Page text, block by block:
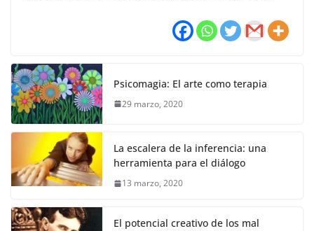
Psicomagia: El arte como terapia
29 marzo, 2020
La escalera de la inferencia: una
herramienta para el diálogo
13 marzo, 2020
El potencial creativo de los mal